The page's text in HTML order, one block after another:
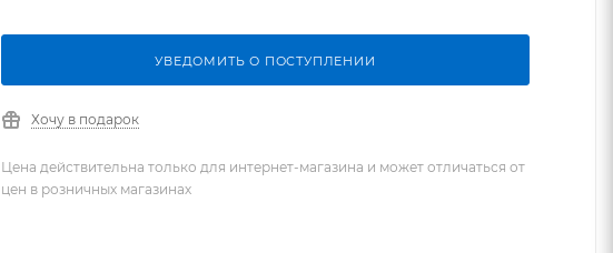
УВЕДОМИТЬ О ПОСТУПЛЕНИИ
Хочу в подарок
Цена действительна только для интернет-магазина и может отличаться от
цен в розничных магазинах